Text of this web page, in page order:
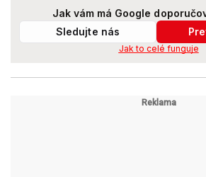
Jak vám má Google
Sledujte nás
Jak to celé funguje